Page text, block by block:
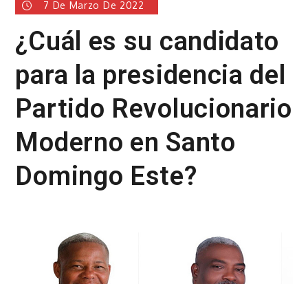
7 De Marzo De 2022
¿Cuál es su candidato
para la presidencia del
Partido Revolucionario
Moderno en Santo
Domingo Este?